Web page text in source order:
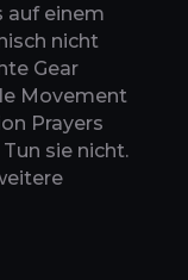
auf einem
nicht
Gear
Movement
Prayers
sie nicht.